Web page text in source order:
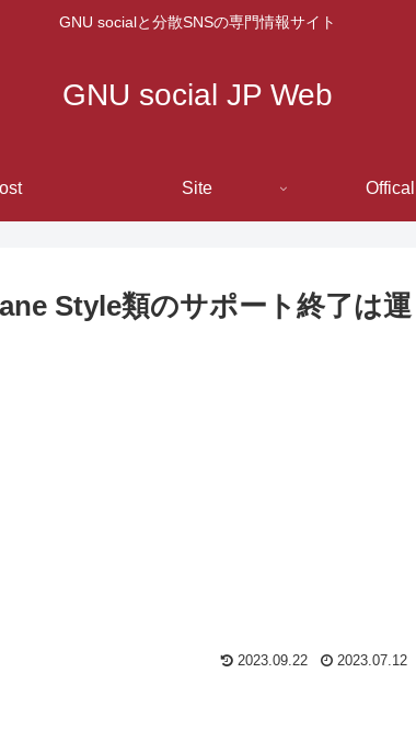
GNU socialと分散SNSの専門情報サイト
GNU social JP Web
Site Offical
Style類のサポート終了は運
2023.09.22 2023.07.12